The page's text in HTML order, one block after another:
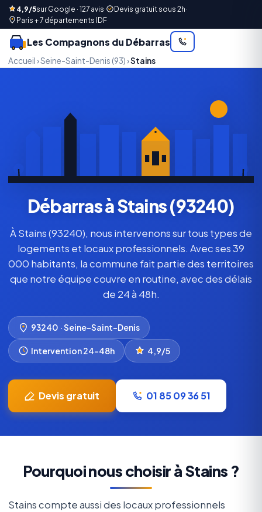
4,9/5sur Google · 127 avis· Devis gratuit sous 2h·
Paris + 7 départements IDF
Les Compagnons du Débarras
Accueil›Seine-Saint-Denis (93)›Stains
Débarras à Stains (93240)
À Stains (93240), nous intervenons sur tous types de
logements et locaux professionnels. Avec ses 39
000 habitants, la commune fait partie des territoires
que notre équipe couvre en routine, avec des délais
de 24 à 48h.
93240 · Seine-Saint-Denis
Intervention 24–48h 4,9/5
Devis gratuit 01 85 09 36 51
Pourquoi nous choisir à Stains ?
Stains compte aussi des locaux professionnels